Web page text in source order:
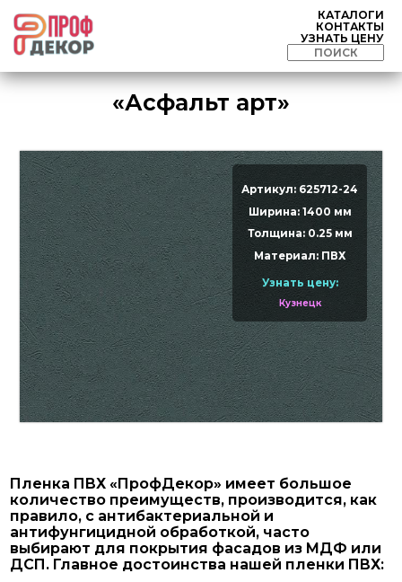
КАТАЛОГИ
КОНТАКТЫ
УЗНАТЬ ЦЕНУ
«Асфальт арт»
Артикул: 625712-24
Ширина: 1400 мм
Толщина: 0.25 мм
Материал: ПВХ
Узнать цену:
Кузнецк
Пленка ПВХ «ПрофДекор» имеет большое
количество преимуществ, производится, как
правило, с антибактериальной и
антифунгицидной обработкой, часто
выбирают для покрытия фасадов из МДФ или
ДСП. Главное достоинства нашей пленки ПВХ: